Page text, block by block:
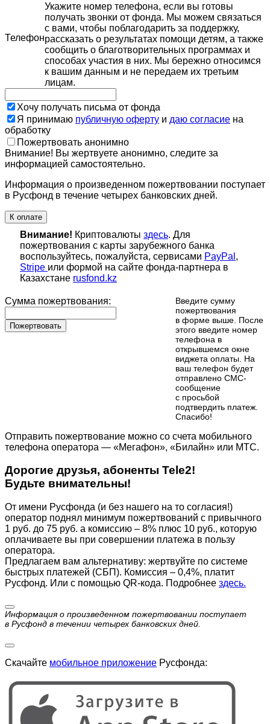
Телефон
Укажите номер телефона, если вы готовы
получать звонки от фонда. Мы можем связаться
с вами, чтобы поблагодарить за поддержку,
рассказать о результатах помощи детям, а также
сообщить о благотворительных программах и
способах участия в них. Мы бережно относимся
к вашим данным и не передаем их третьим
лицам.
Хочу получать письма от фонда
Я принимаю публичную оферту и даю согласие на
обработку
Пожертвовать анонимно
Внимание! Вы жертвуете анонимно, следите за
информацией самостоятельно.
Информация о произведенном пожертвовании поступает
в Русфонд в течение четырех банковских дней.
К оплате
Внимание! Криптовалюты здесь. Для
пожертвования с карты зарубежного банка
воспользуйтесь, пожалуйста, сервисами PayPal ,
Stripe или формой на сайте фонда-партнера в
Казахстане rusfond.kz
Сумма пожертвования:
Пожертвовать
Введите сумму
пожертвования
в форме выше. После
этого введите номер
телефона в
открывшемся окне
виджета оплаты. На
ваш телефон будет
отправлено СМС-
сообщение
с просьбой
подтвердить платеж.
Cпасибо!
Отправить пожертвование можно со счета мобильного
телефона оператора — «Мегафон», «Билайн» или МТС.
Дорогие друзья, абоненты Tele2!
Будьте внимательны!
От имени Русфонда (и без нашего на то согласия!)
оператор поднял минимум пожертвований с привычного
1 руб. до 75 руб. а комиссию – 8% плюс 10 руб., которую
оплачиваете вы при совершении платежа в пользу
оператора.
Предлагаем вам альтернативу: жертвуйте по cистеме
быстрых платежей (СБП). Комиссия – 0,4%, платит
Русфонд. Или с помощью QR-кода. Подробнее здесь.
Информация о произведенном пожертвовании поступает
в Русфонд в течении четырех банковских дней.
Скачайте мобильное приложение Русфонда: